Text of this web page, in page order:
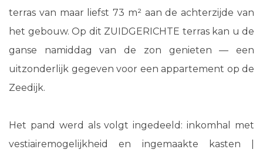
terras van maar liefst 73 m² aan de achterzijde van
het gebouw. Op dit ZUIDGERICHTE terras kan u de
ganse namiddag van de zon genieten — een
uitzonderlijk gegeven voor een appartement op de
Zeedijk.
Het pand werd als volgt ingedeeld: inkomhal met
vestiairemogelijkheid en ingemaakte kasten |